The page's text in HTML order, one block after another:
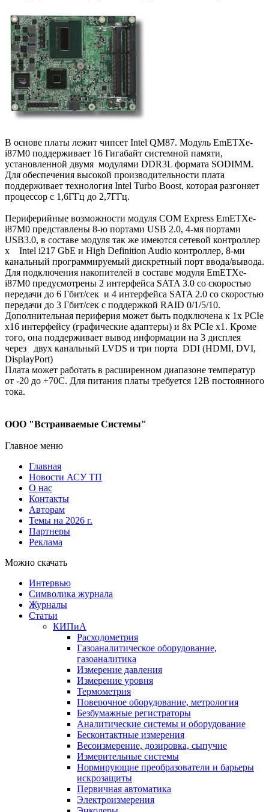
В основе платы лежит чипсет Intel QM87. Модуль EmETXe-
i87M0 поддерживает 16 Гигабайт системной памяти,
установленной двумя модулями DDR3L формата SODIMM.
Для обеспечения высокой производительности плата
поддерживает технология Intel Turbo Boost, которая разгоняет
процессор с 1,6ГГц до 2,7ГГц.
Периферийные возможности модуля COM Express EmETXe-
i87M0 представлены 8-ю портами USB 2.0, 4-мя портами
USB3.0, в составе модуля так же имеются сетевой контроллер
x Intel i217 GbE и High Definition Audio контроллер, 8-ми
канальный программируемый дискретный порт ввода/вывода.
Для подключения накопителей в составе модуля EmETXe-
i87M0 предусмотрены 2 интерфейса SATA 3.0 со скоростью
передачи до 6 Гбит/сек и 4 интерфейса SATA 2.0 со скоростью
передачи до 3 Гбит/сек с поддержкой RAID 0/1/5/10.
Дополнительная периферия может быть подключена к 1х PCIe
x16 интерфейсу (графические адаптеры) и 8х PCIe x1. Кроме
того, она поддерживает вывод информации на 3 дисплея
через двух канальный LVDS и три порта DDI (HDMI, DVI,
DisplayPort)
Плата может работать в расширенном диапазоне температур
от -20 до +70С. Для питания платы требуется 12В постоянного
тока.
ООО "Встраиваемые Системы"
Главное меню
Главная
Новости АСУ ТП
О нас
Контакты
Авторам
Темы на 2026 г.
Партнеры
Реклама
Можно скачать
Интервью
Символика журнала
Журналы
Статьи
КИПиА
Расходометрия
Газоаналитическое оборудование,
газоаналитика
Измерение давления
Измерение уровня
Термометрия
Поверочное оборудование, метрология
Безбумажные регистраторы
Аналитические системы и оборудование
Бесконтактные измерения
Весоизмерение, дозировка, сыпучие
Измерительные системы
Нормирующие преобразователи и барьеры
искрозащиты
Первичная автоматика
Электроизмерения